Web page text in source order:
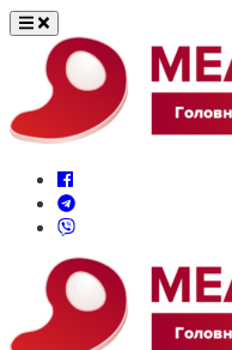
Перейти
вмісту